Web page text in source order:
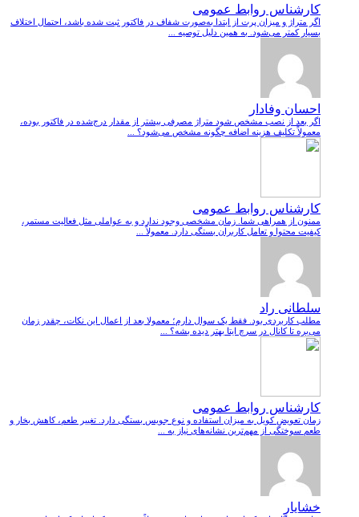
کارشناس روابط عمومی
اگر متراژ و میزان پرت از ابتدا به‌صورت شفاف در فاکتور ثبت شده باشد، احتمال اختلاف
بسیار کمتر می‌شود. به همین دلیل توصیه ...
احسان وفادار
اگر بعد از نصب مشخص شود متراژ مصرفی بیشتر از مقدار درج‌شده در فاکتور بوده،
معمولاً تکلیف هزینه اضافه چگونه مشخص می‌شود؟ ...
کارشناس روابط عمومی
ممنون از همراهی شما. زمان مشخصی وجود ندارد و به عواملی مثل فعالیت مستمر،
کیفیت محتوا و تعامل کاربران بستگی دارد. معمولاً ...
سلطانی راد
مطلب کاربردی بود. فقط یک سوال دارم؛ معمولا بعد از اعمال این نکات، چقدر زمان
می‌بره تا کانال در سرچ ایتا بهتر دیده بشه؟ ...
کارشناس روابط عمومی
زمان تعویض کویل به میزان استفاده و نوع جویس بستگی دارد. تغییر طعم، کاهش بخار و
طعم سوختگی از مهم‌ترین نشانه‌های نیاز به ...
خشایار